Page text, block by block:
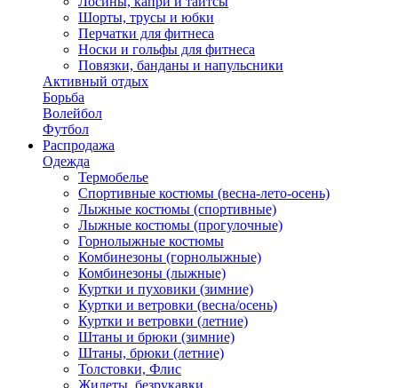
Шорты, трусы и юбки
Перчатки для фитнеса
Носки и гольфы для фитнеса
Повязки, банданы и напульсники
Активный отдых
Борьба
Волейбол
Футбол
Распродажа
Одежда
Термобелье
Спортивные костюмы (весна-лето-осень)
Лыжные костюмы (спортивные)
Лыжные костюмы (прогулочные)
Горнолыжные костюмы
Комбинезоны (горнолыжные)
Комбинезоны (лыжные)
Куртки и пуховики (зимние)
Куртки и ветровки (весна/осень)
Куртки и ветровки (летние)
Штаны и брюки (зимние)
Штаны, брюки (летние)
Толстовки, Флис
Жилеты, безрукавки